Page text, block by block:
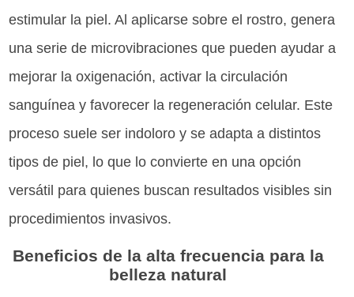
estimular la piel. Al aplicarse sobre el rostro, genera
una serie de microvibraciones que pueden ayudar a
mejorar la oxigenación, activar la circulación
sanguínea y favorecer la regeneración celular. Este
proceso suele ser indoloro y se adapta a distintos
tipos de piel, lo que lo convierte en una opción
versátil para quienes buscan resultados visibles sin
procedimientos invasivos.
Beneficios de la alta frecuencia para la
belleza natural